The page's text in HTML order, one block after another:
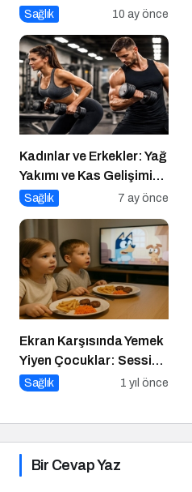
Takıntısı
Sağlık 10 ay önce
Kadınlar ve Erkekler: Yağ
Yakımı ve Kas Gelişimi
Arasındaki Farklar
Sağlık 7 ay önce
Ekran Karşısında Yemek
Yiyen Çocuklar: Sessiz
Tehlike
Sağlık 1 yıl önce
Bir Cevap Yaz